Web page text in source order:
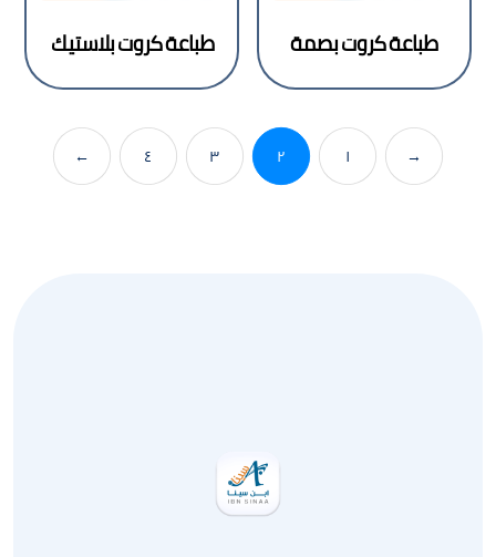
طباعة كروت بصمة طباعة كروت بلاستيك
→ ١ ٢ ٣ ٤ ←